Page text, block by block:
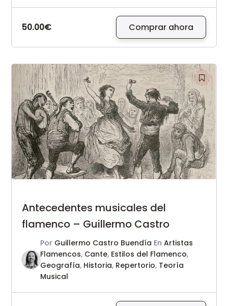
50.00€ Comprar ahora
Antecedentes musicales del
flamenco – Guillermo Castro
Por Guillermo Castro Buendía En Artistas
Flamencos, Cante, Estilos del Flamenco,
Geografía, Historia, Repertorio, Teoría
Musical